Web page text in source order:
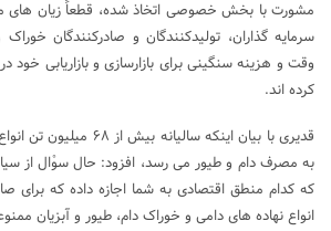
مشورت با بخش خصوصی اتخاذ شده، ﻗﻄﻌﺎً زیان های
سرمایه گذاران، تولیدکنندگان و صادرکنندگان
وقت و هزینه سنگینی برای بازارسازی و بازاریابی
کرده اند.
قدیری با بیان اینکه
به مصرف دام و طیور می رسد، افزود: حال سوْال از
انواع نهاده های دامی و خوراک دام، طیور و آبزیان